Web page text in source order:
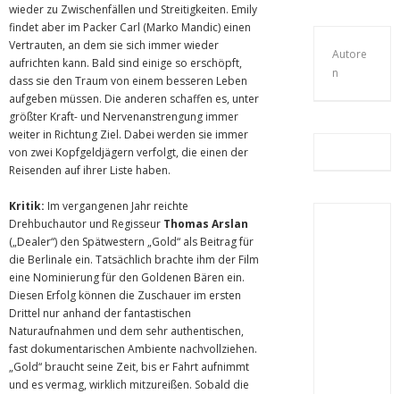
wieder zu Zwischenfällen und Streitigkeiten. Emily
findet aber im Packer Carl (Marko Mandic) einen
Vertrauten, an dem sie sich immer wieder
aufrichten kann. Bald sind einige so erschöpft,
dass sie den Traum von einem besseren Leben
aufgeben müssen. Die anderen schaffen es, unter
größter Kraft- und Nervenanstrengung immer
weiter in Richtung Ziel. Dabei werden sie immer
von zwei Kopfgeldjägern verfolgt, die einen der
Reisenden auf ihrer Liste haben.
Kritik: Im vergangenen Jahr reichte
Drehbuchautor und Regisseur Thomas Arslan
(„Dealer“) den Spätwestern „Gold“ als Beitrag für
die Berlinale ein. Tatsächlich brachte ihm der Film
eine Nominierung für den Goldenen Bären ein.
Diesen Erfolg können die Zuschauer im ersten
Drittel nur anhand der fantastischen
Naturaufnahmen und dem sehr authentischen,
fast dokumentarischen Ambiente nachvollziehen.
„Gold“ braucht seine Zeit, bis er Fahrt aufnimmt
und es vermag, wirklich mitzureißen. Sobald die
Autore
n